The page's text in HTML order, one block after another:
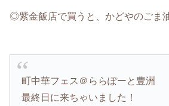
◎紫金飯店で買うと、かどやのごま
町中華フェス＠ららぽーと豊洲
最終日に来ちゃいました！